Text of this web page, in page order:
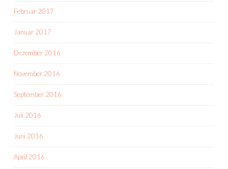
Februar 2017
Januar 2017
Dezember 2016
November 2016
September 2016
Juli 2016
Juni 2016
April 2016